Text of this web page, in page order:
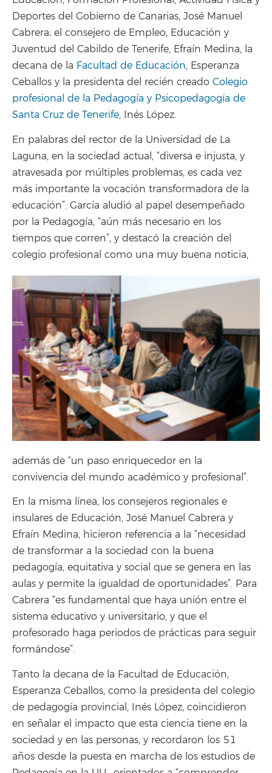
Deportes del Gobierno de Canarias, José Manuel
Cabrera; el consejero de Empleo, Educación y
Juventud del Cabildo de Tenerife, Efraín Medina, la
decana de la Facultad de Educación, Esperanza
Ceballos y la presidenta del recién creado Colegio
profesional de la Pedagogía y Psicopedagogía de
Santa Cruz de Tenerife, Inés López.
En palabras del rector de la Universidad de La
Laguna, en la sociedad actual, “diversa e injusta, y
atravesada por múltiples problemas, es cada vez
más importante la vocación transformadora de la
educación”. García aludió al papel desempeñado
por la Pedagogía, “aún más necesario en los
tiempos que corren”, y destacó la creación del
colegio profesional como una muy buena noticia,
además de “un paso enriquecedor en la
convivencia del mundo académico y profesional”.
En la misma línea, los consejeros regionales e
insulares de Educación, José Manuel Cabrera y
Efraín Medina, hicieron referencia a la “necesidad
de transformar a la sociedad con la buena
pedagogía, equitativa y social que se genera en las
aulas y permite la igualdad de oportunidades”. Para
Cabrera “es fundamental que haya unión entre el
sistema educativo y universitario, y que el
profesorado haga periodos de prácticas para seguir
formándose”.
Tanto la decana de la Facultad de Educación,
Esperanza Ceballos, como la presidenta del colegio
de pedagogía provincial, Inés López, coincidieron
en señalar el impacto que esta ciencia tiene en la
sociedad y en las personas, y recordaron los 51
años desde la puesta en marcha de los estudios de